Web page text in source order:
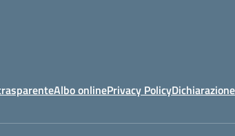
Albo onlinePrivacy Policy